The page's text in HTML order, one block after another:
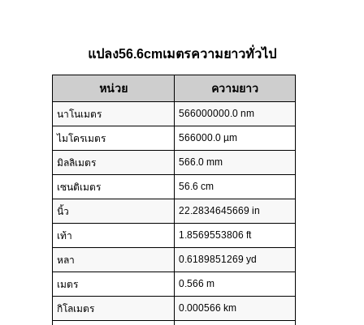
แปลง56.6cmเมตรความยาวทั่วไป
หน่วย ความยาว
นาโนเมตร 566000000.0 nm
ไมโครเมตร 566000.0 µm
มิลลิเมตร 566.0 mm
เซนติเมตร 56.6 cm
นิ้ว 22.2834645669 in
เท้า 1.8569553806 ft
หลา 0.6189851269 yd
เมตร 0.566 m
กิโลเมตร 0.000566 km